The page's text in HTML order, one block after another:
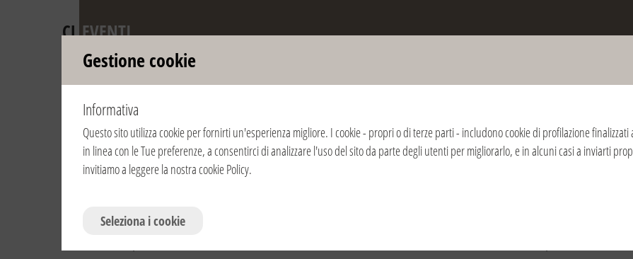
CLEVENTI
Avvento e Natale
Consulta gli anni: 2016 2015 2014 2013 2012 2011 2010 2009 2008
21/12/2008 | 16:30 | Italia / Italy | Cesena (Forlì)
Il Presepe Vivente organizzato dalle scuole della Fondazione del Sacro Cuore sarà proposto alla città
Gestione cookie
Informativa
Questo sito utilizza cookie per fornirti un'esperienza migliore. I cookie - propri o di terze parti - includono cookie di profilazione
in linea con le Tue preferenze, a consentirci di analizzare l'uso del sito da parte degli utenti per migliorarlo, e in alcuni casi a inviarti
invitiamo a leggere la nostracookie Policy.
Seleziona i cookie